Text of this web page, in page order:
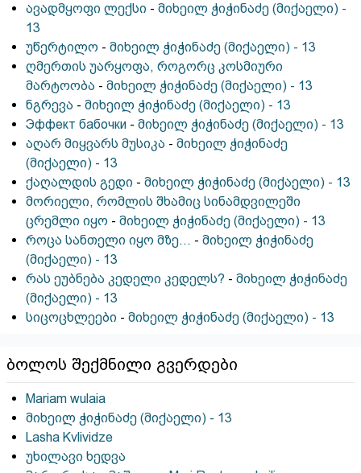
ავადმყოფი ლექსი - მიხეილ ჭიჭინაძე (მიქაელი) -
13
უწერტილო - მიხეილ ჭიჭინაძე (მიქაელი) - 13
ღმერთის უარყოფა, როგორც კოსმიური
მარტოობა - მიხეილ ჭიჭინაძე (მიქაელი) - 13
ნგრევა - მიხეილ ჭიჭინაძე (მიქაელი) - 13
Эффект бабочки - მიხეილ ჭიჭინაძე (მიქაელი) - 13
აღარ მიყვარს მუსიკა - მიხეილ ჭიჭინაძე
(მიქაელი) - 13
ქაღალდის გედი - მიხეილ ჭიჭინაძე (მიქაელი) - 13
მორიელი, რომლის შხამიც სინამდვილეში
ცრემლი იყო - მიხეილ ჭიჭინაძე (მიქაელი) - 13
როცა სანთელი იყო მზე... - მიხეილ ჭიჭინაძე
(მიქაელი) - 13
რას ეუბნება კედელი კედელს? - მიხეილ ჭიჭინაძე
(მიქაელი) - 13
სიცოცხლეები - მიხეილ ჭიჭინაძე (მიქაელი) - 13
ბოლოს შექმნილი გვერდები
Mariam wulaia
მიხეილ ჭიჭინაძე (მიქაელი) - 13
Lasha Kvlividze
უხილავი ხედვა